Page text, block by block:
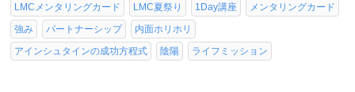
LMCメンタリングカード LMC夏祭り 1Day講座
メンタリングカード
強み
パートナーシップ
内面ホリホリ
アインシュタインの成功方程式
陰陽 ライフミッション